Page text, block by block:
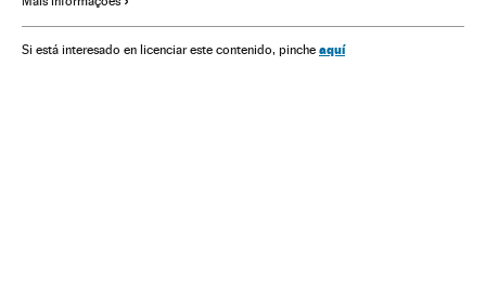
Brasil
América Latina Televisão Acontecimentos América
Si está interesado en licenciar este contenido, pinche aquí